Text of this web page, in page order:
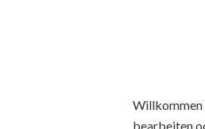
Willkommen
bearbeiten